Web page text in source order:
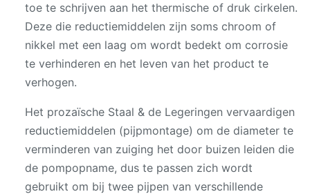
toe te schrijven aan het thermische of druk cirkelen.
Deze die reductiemiddelen zijn soms chroom of
nikkel met een laag om wordt bedekt om corrosie
te verhinderen en het leven van het product te
verhogen.
Het prozaïsche Staal & de Legeringen vervaardigen
reductiemiddelen (pijpmontage) om de diameter te
verminderen van zuiging het door buizen leiden die
de pompopname, dus te passen zich wordt
gebruikt om bij twee pijpen van verschillende